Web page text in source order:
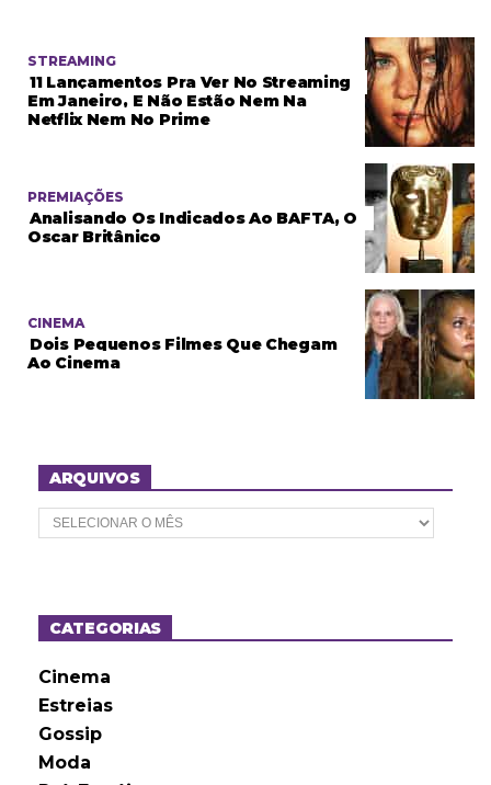
STREAMING
11 Lançamentos Pra Ver No Streaming
Em Janeiro, E Não Estão Nem Na
Netflix Nem No Prime
PREMIAÇÕES
Analisando Os Indicados Ao BAFTA, O
Oscar Britânico
CINEMA
Dois Pequenos Filmes Que Chegam
Ao Cinema
ARQUIVOS
A
r
o
sCATEGORIAS
Cinema
Estreias
Gossip
Moda